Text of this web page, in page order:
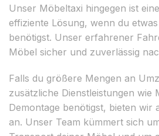
Unser Möbeltaxi hingegen ist
effiziente Lösung, wenn du
benötigst. Unser erfahrener
Möbel sicher und zuverlässig
Falls du größere Mengen an
zusätzliche Dienstleistungen wie
Demontage benötigst, bieten wir
an. Unser Team kümmert sich